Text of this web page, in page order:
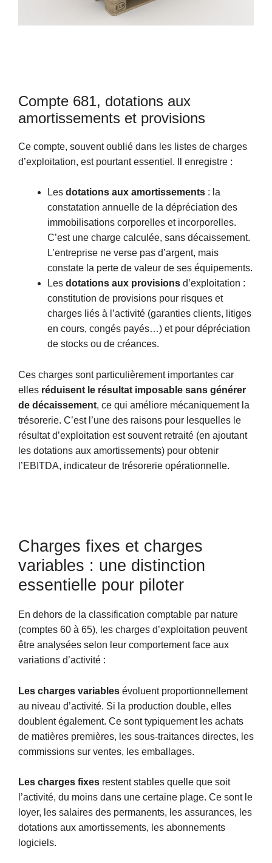
Compte 681, dotations aux
amortissements et provisions
Ce compte, souvent oublié dans les listes de charges
d’exploitation, est pourtant essentiel. Il enregistre :
Les dotations aux amortissements : la
constatation annuelle de la dépréciation des
immobilisations corporelles et incorporelles.
C’est une charge calculée, sans décaissement.
L’entreprise ne verse pas d’argent, mais
constate la perte de valeur de ses équipements.
Les dotations aux provisions d’exploitation :
constitution de provisions pour risques et
charges liés à l’activité (garanties clients, litiges
en cours, congés payés…) et pour dépréciation
de stocks ou de créances.
Ces charges sont particulièrement importantes car
elles réduisent le résultat imposable sans générer
de décaissement, ce qui améliore mécaniquement la
trésorerie. C’est l’une des raisons pour lesquelles le
résultat d’exploitation est souvent retraité (en ajoutant
les dotations aux amortissements) pour obtenir
l’EBITDA, indicateur de trésorerie opérationnelle.
Charges fixes et charges
variables : une distinction
essentielle pour piloter
En dehors de la classification comptable par nature
(comptes 60 à 65), les charges d’exploitation peuvent
être analysées selon leur comportement face aux
variations d’activité :
Les charges variables évoluent proportionnellement
au niveau d’activité. Si la production double, elles
doublent également. Ce sont typiquement les achats
de matières premières, les sous-traitances directes, les
commissions sur ventes, les emballages.
Les charges fixes restent stables quelle que soit
l’activité, du moins dans une certaine plage. Ce sont le
loyer, les salaires des permanents, les assurances, les
dotations aux amortissements, les abonnements
logiciels.